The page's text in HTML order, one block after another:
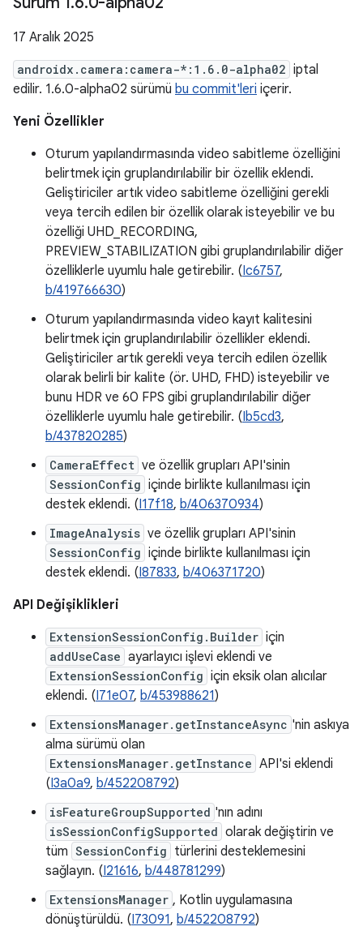
17 Aralık 2025
androidx.camera:camera-*:1.6.0-alpha02 iptal
edilir. 1.6.0-alpha02 sürümü bu commit'leri içerir.
Yeni Özellikler
Oturum yapılandırmasında video sabitleme özelliğini
belirtmek için gruplandırılabilir bir özellik eklendi.
Geliştiriciler artık video sabitleme özelliğini gerekli
veya tercih edilen bir özellik olarak isteyebilir ve bu
özelliği UHD_RECORDING,
PREVIEW_STABILIZATION gibi gruplandırılabilir diğer
özelliklerle uyumlu hale getirebilir. (Ic6757,
b/419766630)
Oturum yapılandırmasında video kayıt kalitesini
belirtmek için gruplandırılabilir özellikler eklendi.
Geliştiriciler artık gerekli veya tercih edilen özellik
olarak belirli bir kalite (ör. UHD, FHD) isteyebilir ve
bunu HDR ve 60 FPS gibi gruplandırılabilir diğer
özelliklerle uyumlu hale getirebilir. (Ib5cd3,
b/437820285)
CameraEffect ve özellik grupları API'sinin
SessionConfig içinde birlikte kullanılması için
destek eklendi. (I17f18, b/406370934)
ImageAnalysis ve özellik grupları API'sinin
SessionConfig içinde birlikte kullanılması için
destek eklendi. (I87833, b/406371720)
API Değişiklikleri
ExtensionSessionConfig.Builder için
addUseCase ayarlayıcı işlevi eklendi ve
ExtensionSessionConfig için eksik olan alıcılar
eklendi. (I71e07, b/453988621)
ExtensionsManager.getInstanceAsync 'nin askıya
alma sürümü olan
ExtensionsManager.getInstance API'si eklendi
(I3a0a9, b/452208792)
isFeatureGroupSupported 'nın adını
isSessionConfigSupported olarak değiştirin ve
tüm SessionConfig türlerini desteklemesini
sağlayın. (I21616, b/448781299)
ExtensionsManager , Kotlin uygulamasına
dönüştürüldü. (I73091, b/452208792)